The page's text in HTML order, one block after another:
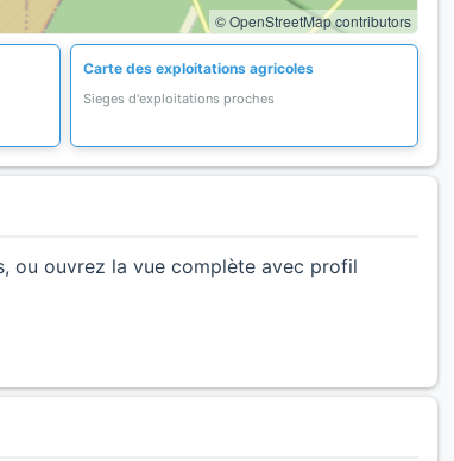
© OpenStreetMap contributors
Carte des exploitations agricoles
Sieges d'exploitations proches
ou ouvrez la vue complète avec profil